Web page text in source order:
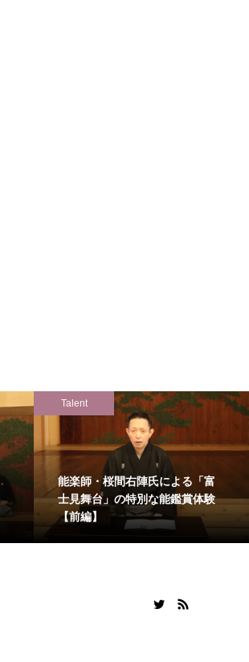
Talent
能楽師・桜間右陣氏による「富
士見舞台」の特別な能鑑賞体験
【前編】